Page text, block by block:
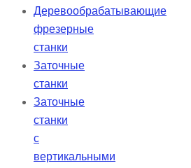
Деревообрабатывающие
фрезерные
станки
Заточные
станки
Заточные
станки
с
вертикальными